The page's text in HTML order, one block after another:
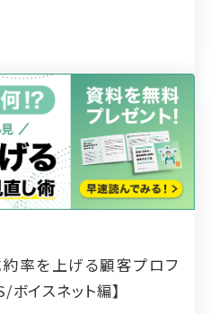
率を上げる顧客プロフ
イスネット編】